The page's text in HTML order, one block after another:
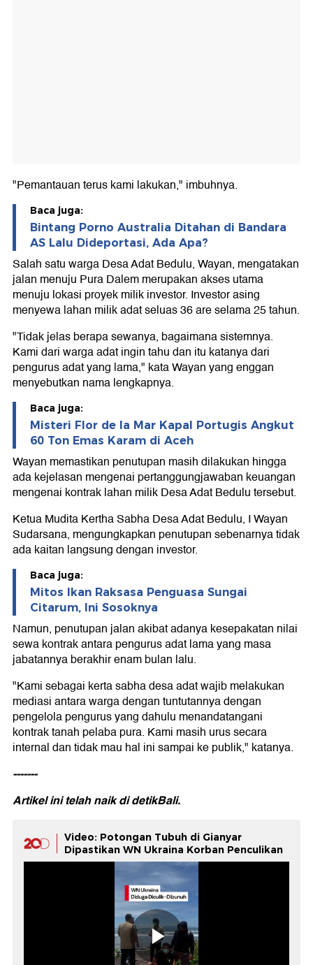
"Pemantauan terus kami lakukan," imbuhnya.
Baca juga:
Bintang Porno Australia Ditahan di Bandara
AS Lalu Dideportasi, Ada Apa?
Salah satu warga Desa Adat Bedulu, Wayan, mengatakan
jalan menuju Pura Dalem merupakan akses utama
menuju lokasi proyek milik investor. Investor asing
menyewa lahan milik adat seluas 36 are selama 25 tahun.
"Tidak jelas berapa sewanya, bagaimana sistemnya.
Kami dari warga adat ingin tahu dan itu katanya dari
pengurus adat yang lama," kata Wayan yang enggan
menyebutkan nama lengkapnya.
Baca juga:
Misteri Flor de la Mar Kapal Portugis Angkut
60 Ton Emas Karam di Aceh
Wayan memastikan penutupan masih dilakukan hingga
ada kejelasan mengenai pertanggungjawaban keuangan
mengenai kontrak lahan milik Desa Adat Bedulu tersebut.
Ketua Mudita Kertha Sabha Desa Adat Bedulu, I Wayan
Sudarsana, mengungkapkan penutupan sebenarnya tidak
ada kaitan langsung dengan investor.
Baca juga:
Mitos Ikan Raksasa Penguasa Sungai
Citarum, Ini Sosoknya
Namun, penutupan jalan akibat adanya kesepakatan nilai
sewa kontrak antara pengurus adat lama yang masa
jabatannya berakhir enam bulan lalu.
"Kami sebagai kerta sabha desa adat wajib melakukan
mediasi antara warga dengan tuntutannya dengan
pengelola pengurus yang dahulu menandatangani
kontrak tanah pelaba pura. Kami masih urus secara
internal dan tidak mau hal ini sampai ke publik," katanya.
-------
Artikel ini telah naik didetikBali.
Video: Potongan Tubuh di Gianyar
Dipastikan WN Ukraina Korban Penculikan